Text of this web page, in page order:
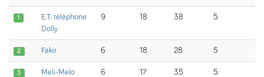
1
E.T. téléphone
Dolly
9 18 38 5
2 Fakir 6 18 28 5
3 Meli-Melo 6 17 35 5